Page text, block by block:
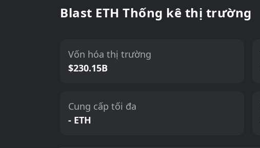
Blast ETH Thống kê thị trường
Vốn hóa thị trường
$230.15B
Cung cấp tối đa
- ETH